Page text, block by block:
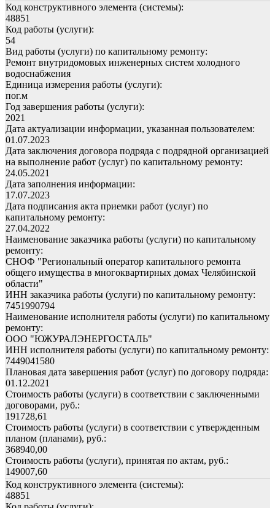
Код конструктивного элемента (системы):
48851
Код работы (услуги):
54
Вид работы (услуги) по капитальному ремонту:
Ремонт внутридомовых инженерных систем холодного
водоснабжения
Единица измерения работы (услуги):
пог.м
Год завершения работы (услуги):
2021
Дата актуализации информации, указанная пользователем:
01.07.2023
Дата заключения договора подряда с подрядной организацией
на выполнение работ (услуг) по капитальному ремонту:
24.05.2021
Дата заполнения информации:
17.07.2023
Дата подписания акта приемки работ (услуг) по
капитальному ремонту:
27.04.2022
Наименование заказчика работы (услуги) по капитальному
ремонту:
СНОФ "Региональный оператор капитального ремонта
общего имущества в многоквартирных домах Челябинской
области"
ИНН заказчика работы (услуги) по капитальному ремонту:
7451990794
Наименование исполнителя работы (услуги) по капитальному
ремонту:
ООО "ЮЖУРАЛЭНЕРГОСТАЛЬ"
ИНН исполнителя работы (услуги) по капитальному ремонту:
7449041580
Плановая дата завершения работ (услуг) по договору подряда:
01.12.2021
Стоимость работы (услуги) в соответствии с заключенными
договорами, руб.:
191728,61
Стоимость работы (услуги) в соответствии с утвержденным
планом (планами), руб.:
368940,00
Стоимость работы (услуги), принятая по актам, руб.:
149007,60
Код конструктивного элемента (системы):
48851